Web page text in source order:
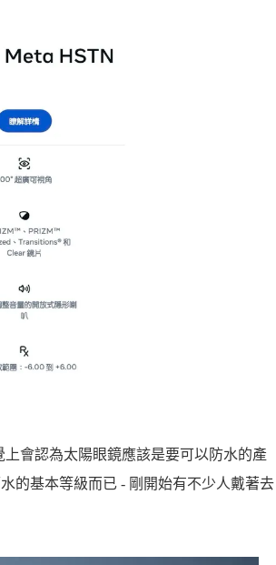
會認為太陽眼鏡應該是要可以防水的產
的基本等級而已 - 剛開始有不少人戴著去